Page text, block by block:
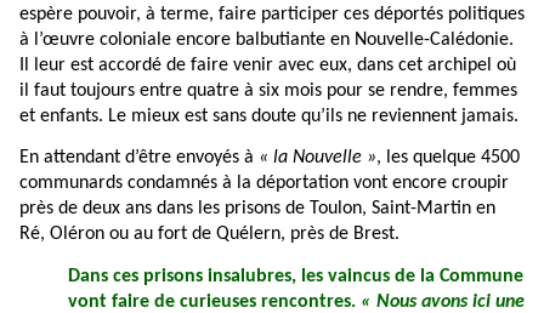
espère pouvoir, à terme, faire participer ces déportés politiques
à l’œuvre coloniale encore balbutiante en Nouvelle-Calédonie.
Il leur est accordé de faire venir avec eux, dans cet archipel où
il faut toujours entre quatre à six mois pour se rendre, femmes
et enfants. Le mieux est sans doute qu’ils ne reviennent jamais.
En attendant d’être envoyés à « la Nouvelle », les quelque 4500
communards condamnés à la déportation vont encore croupir
près de deux ans dans les prisons de Toulon, Saint-Martin en
Ré, Oléron ou au fort de Quélern, près de Brest.
Dans ces prisons insalubres, les vaincus de la Commune
vont faire de curieuses rencontres. « Nous avons ici une